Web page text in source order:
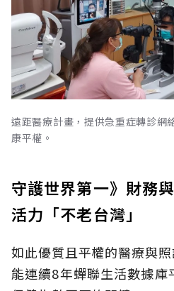
遠距醫療計畫，提供急重症轉診網
康平權。
守護世界第一》財務
活力「不老台灣」
如此優質且平權的醫療與
能連續8年蟬聯生活數據